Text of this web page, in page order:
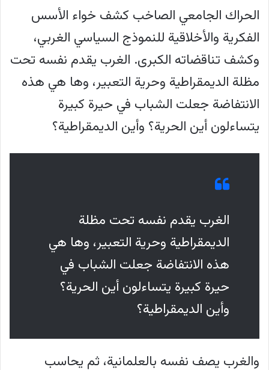
الحراك الجامعي الصاخب كشف خواء الأسس
الفكرية والأخلاقية للنموذج السياسي الغربي،
وكشف تناقضاته الكبرى. الغرب يقدم نفسه تحت
مظلة الديمقراطية وحرية التعبير، وها هي هذه
الانتفاضة جعلت الشباب في حيرة كبيرة
يتساءلون أين الحرية؟ وأين الديمقراطية؟
الغرب يقدم نفسه تحت مظلة
الديمقراطية وحرية التعبير، وها هي
هذه الانتفاضة جعلت الشباب في
حيرة كبيرة يتساءلون أين الحرية؟
وأين الديمقراطية؟
والغرب يصف نفسه بالعلمانية، ثم يحاسب